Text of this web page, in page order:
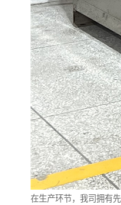
在生产环节，我司拥有